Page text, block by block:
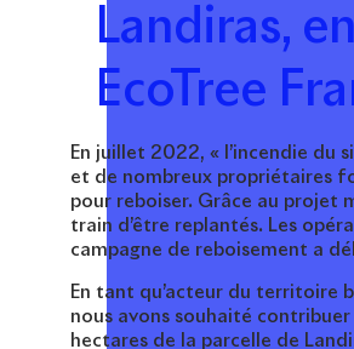
Landiras,
EcoTree
En juillet 2022, « l’incendie du
et de nombreux propriétaires
pour reboiser. Grâce au projet
train d’être replantés. Les
campagne de reboisement a
En tant qu’acteur du territoire
nous avons souhaité
hectares de la parcelle de